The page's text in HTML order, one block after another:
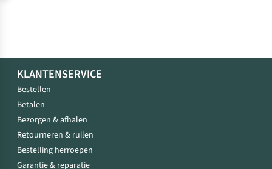
let
op
bij
het
kiezen
van
goede
wandelschoenen
KLANTENSERVICE
Bestellen
Betalen
Bezorgen & afhalen
Retourneren & ruilen
Bestelling herroepen
Garantie & reparatie